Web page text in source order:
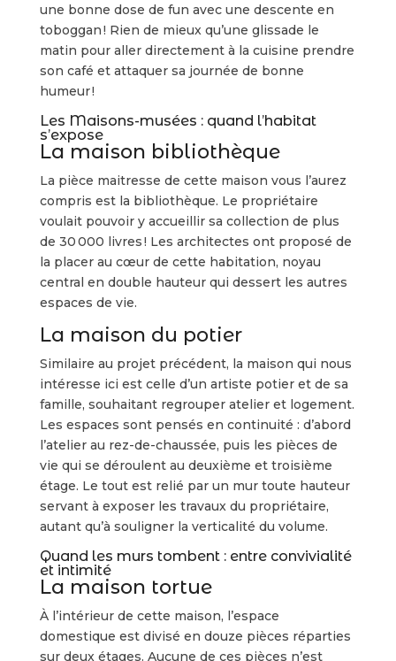
une bonne dose de fun avec une descente en
toboggan ! Rien de mieux qu’une glissade le
matin pour aller directement à la cuisine prendre
son café et attaquer sa journée de bonne
humeur !
Les Maisons-musées : quand l’habitat
s’expose
La maison bibliothèque
La pièce maitresse de cette maison vous l’aurez
compris est la bibliothèque. Le propriétaire
voulait pouvoir y accueillir sa collection de plus
de 30 000 livres ! Les architectes ont proposé de
la placer au cœur de cette habitation, noyau
central en double hauteur qui dessert les autres
espaces de vie.
La maison du potier
Similaire au projet précédent, la maison qui nous
intéresse ici est celle d’un artiste potier et de sa
famille, souhaitant regrouper atelier et logement.
Les espaces sont pensés en continuité : d’abord
l’atelier au rez-de-chaussée, puis les pièces de
vie qui se déroulent au deuxième et troisième
étage. Le tout est relié par un mur toute hauteur
servant à exposer les travaux du propriétaire,
autant qu’à souligner la verticalité du volume.
Quand les murs tombent : entre convivialité
et intimité
La maison tortue
À l’intérieur de cette maison, l’espace
domestique est divisé en douze pièces réparties
sur deux étages. Aucune de ces pièces n’est